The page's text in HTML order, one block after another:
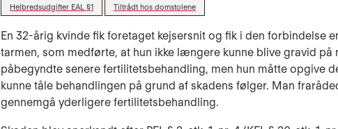
Helbredsudgifter EAL §1 Tiltrådt hos domstolene
En 32-årig kvinde fik foretaget kejsersnit og fik i den forbindelse
tarmen, som medførte, at hun ikke længere kunne blive gravid på
påbegyndte senere fertilitetsbehandling, men hun måtte opgive
kunne tåle behandlingen på grund af skadens følger. Man
gennemgå yderligere fertilitetsbehandling.